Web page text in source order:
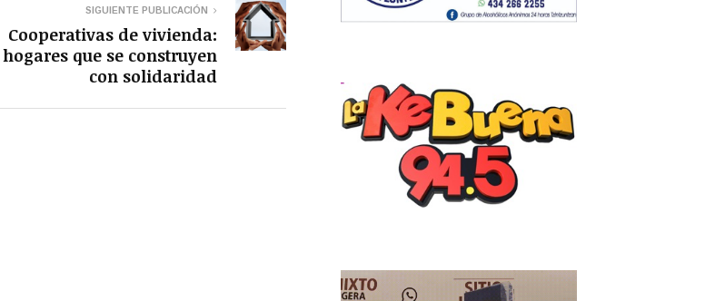
SIGUIENTE PUBLICACIÓN
Cooperativas de vivienda:
hogares que se construyen
con solidaridad